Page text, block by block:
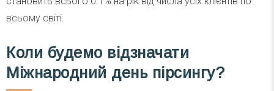
всьому світі.
Коли будемо відзначати
Міжнародний день пірсингу?